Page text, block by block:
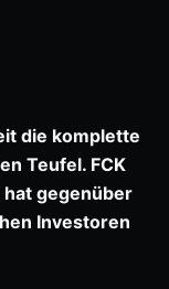
die komplette
Teufel. FCK
gegenüber
Investoren